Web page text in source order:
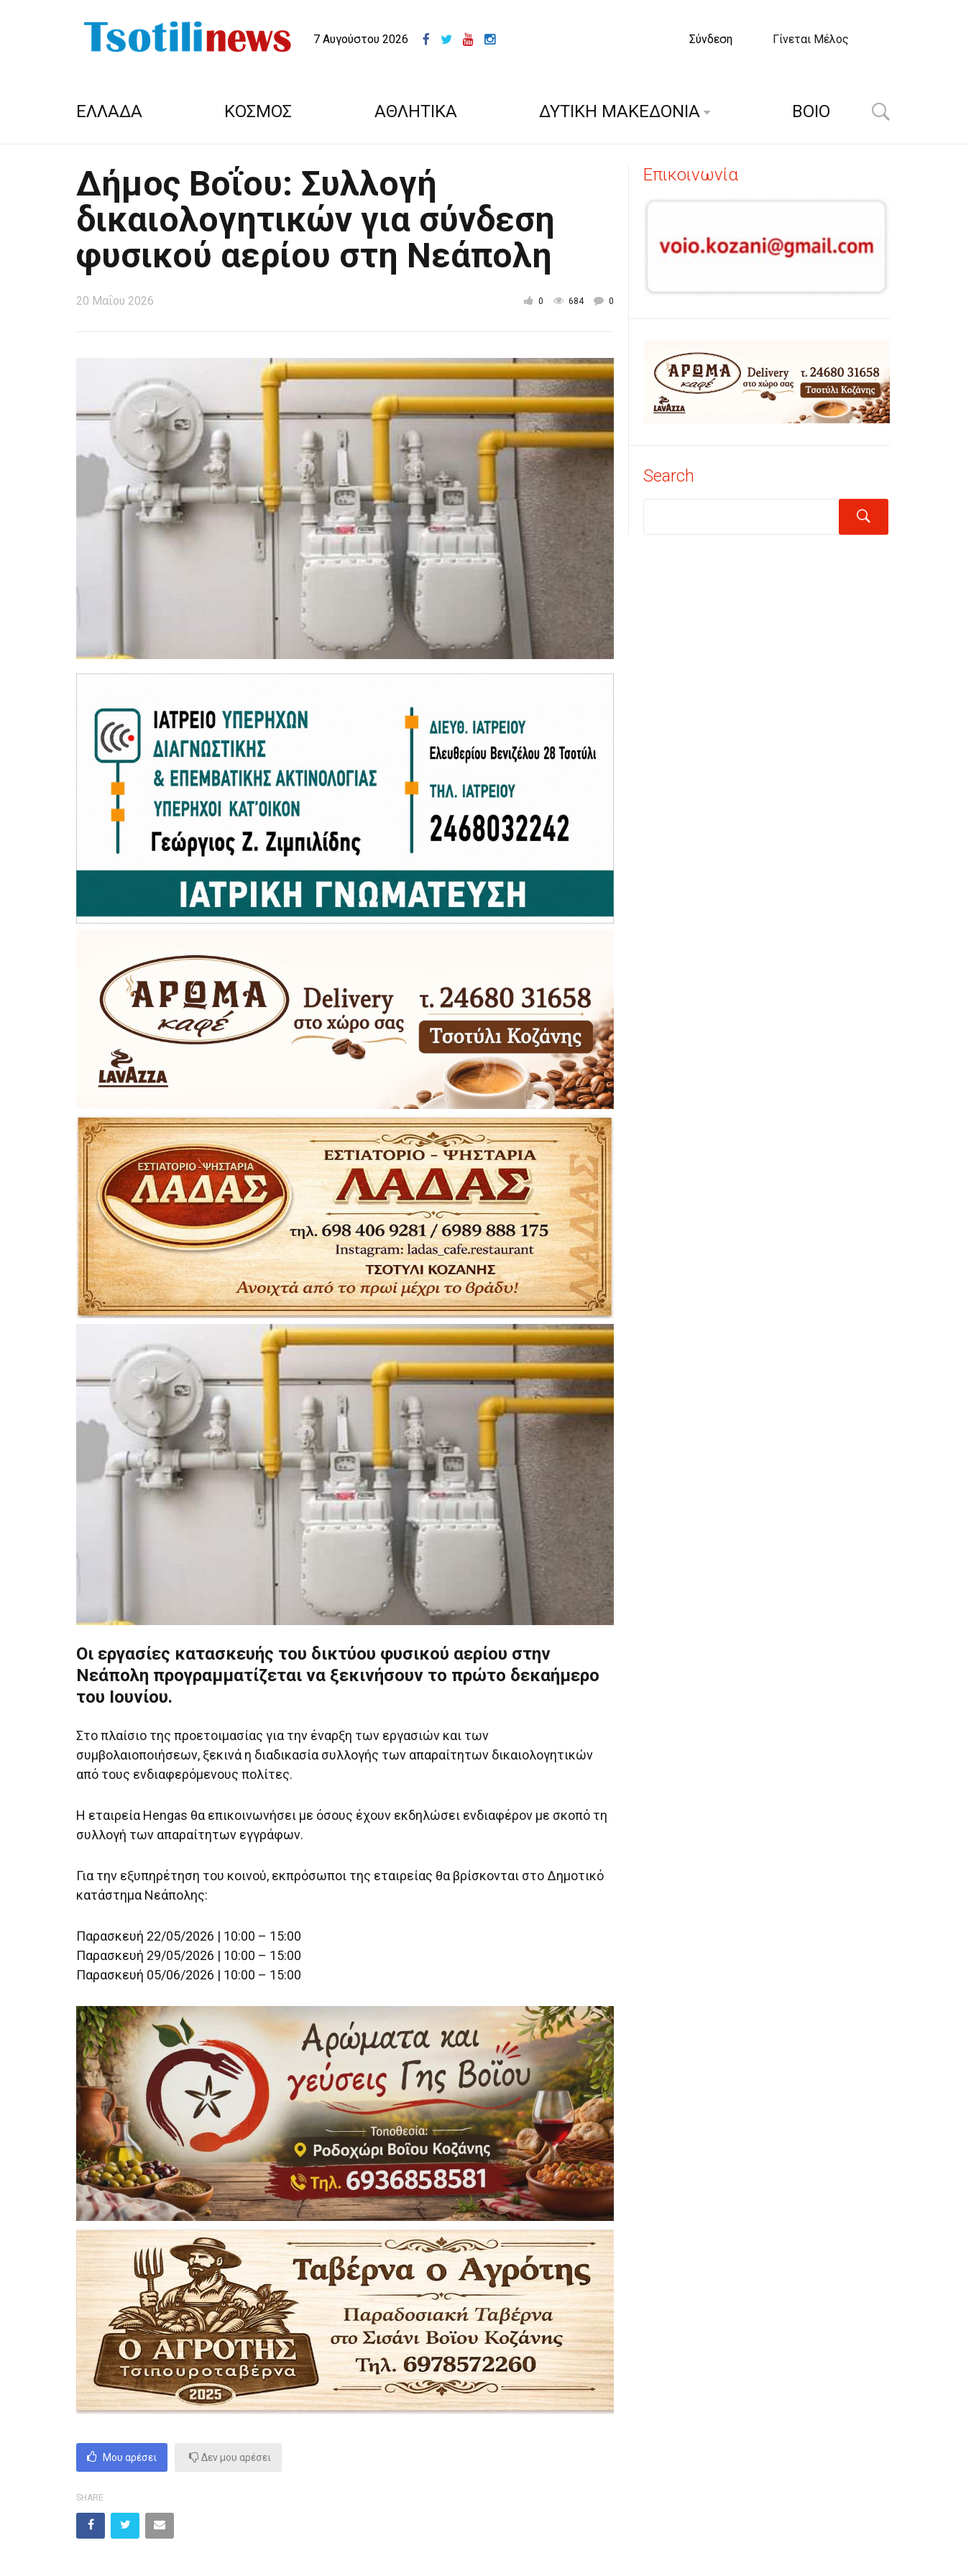
7 Αυγούστου 2026 Σύνδεση Γίνεται Μέλος
ΕΛΛΑΔΑ ΚΟΣΜΟΣ ΑΘΛΗΤΙΚΑ ΔΥΤΙΚΗ ΜΑΚΕΔΟΝΙΑ ΒΟΙΟ
Δήμος Βοΐου: Συλλογή
δικαιολογητικών για σύνδεση
φυσικού αερίου στη Νεάπολη
20 Μαΐου 2026 0 684 0
Οι εργασίες κατασκευής του δικτύου φυσικού αερίου στην
Νεάπολη προγραμματίζεται να ξεκινήσουν το πρώτο δεκαήμερο
του Ιουνίου.
Στο πλαίσιο της προετοιμασίας για την έναρξη των εργασιών και των
συμβολαιοποιήσεων, ξεκινά η διαδικασία συλλογής των απαραίτητων δικαιολογητικών
από τους ενδιαφερόμενους πολίτες.
Η εταιρεία Hengas θα επικοινωνήσει με όσους έχουν εκδηλώσει ενδιαφέρον με σκοπό τη
συλλογή των απαραίτητων εγγράφων.
Για την εξυπηρέτηση του κοινού, εκπρόσωποι της εταιρείας θα βρίσκονται στο Δημοτικό
κατάστημα Νεάπολης:
Παρασκευή 22/05/2026 | 10:00 – 15:00
Παρασκευή 29/05/2026 | 10:00 – 15:00
Παρασκευή 05/06/2026 | 10:00 – 15:00
Μου αρέσει Δεν μου αρέσει
SHARE
Επικοινωνία
Search